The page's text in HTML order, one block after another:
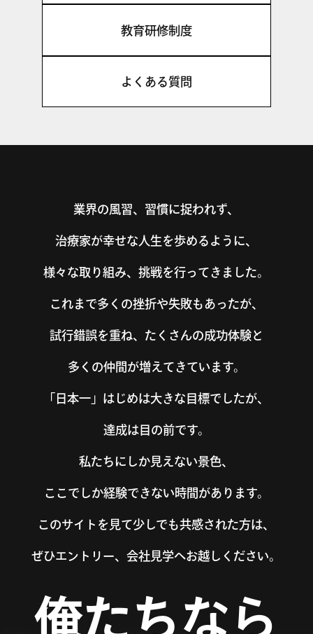
教育研修制度
よくある質問
俺たちなら
業界の風習、習慣に捉われず、
治療家が幸せな人生を歩めるように、
様々な取り組み、挑戦を行ってきました。
これまで多くの挫折や失敗もあったが、
試行錯誤を重ね、たくさんの成功体験と
多くの仲間が増えてきています。
「日本一」はじめは大きな目標でしたが、
達成は目の前です。
私たちにしか見えない景色、
ここでしか経験できない時間があります。
このサイトを見て少しでも共感された方は、
ぜひエントリー、会社見学へお越しください。